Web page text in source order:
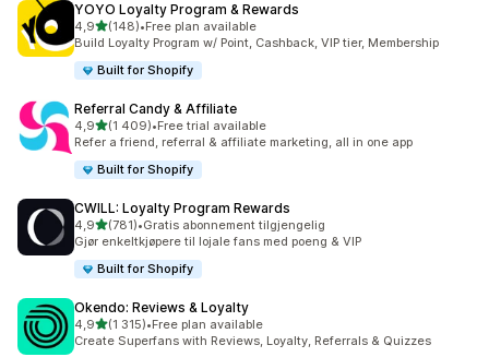
YOYO Loyalty Program & Rewards
4,9av 5 stjerner
(148)
Totalt 148 omtaler
•Free plan available
Build Loyalty Program w/ Point, Cashback, VIP tier, Membership
Built for Shopify
Referral Candy & Affiliate
4,9av 5 stjerner
(1 409)
Totalt 1409 omtaler
•Free trial available
Refer a friend, referral & affiliate marketing, all in one app
Built for Shopify
CWILL: Loyalty Program Rewards
4,9av 5 stjerner
(781)
Totalt 781 omtaler
•Gratis abonnement tilgjengelig
Gjør enkeltkjøpere til lojale fans med poeng & VIP
Built for Shopify
Okendo: Reviews & Loyalty
4,9av 5 stjerner
(1 315)
Totalt 1315 omtaler
•Free plan available
Create Superfans with Reviews, Loyalty, Referrals & Quizzes